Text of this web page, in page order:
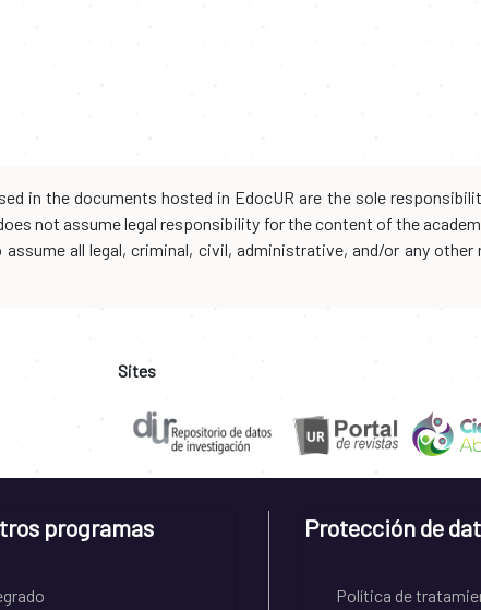
in the documents hosted in EdocUR are the sole
not assume legal responsibility for the content of the
all legal, criminal, civil, administrative, and/or any
Sites
programas Protección de
Política de